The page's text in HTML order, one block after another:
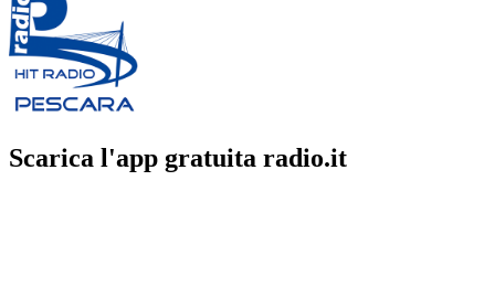
Scarica l'app gratuita radio.it